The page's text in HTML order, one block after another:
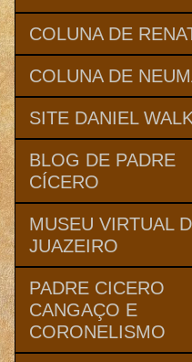
COLUNA DE
COLUNA DE
SITE DANIEL
BLOG DE PADRE
CÍCERO
MUSEU VIRTUAL
JUAZEIRO
PADRE CICERO
CANGAÇO E
CORONELISMO